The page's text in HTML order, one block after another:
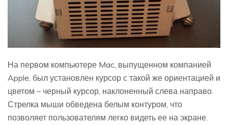
На первом компьютере Mac, выпущенном компанией
Apple, был установлен курсор с такой же ориентацией и
цветом – черный курсор, наклоненный слева направо.
Стрелка мыши обведена белым контуром, что
позволяет пользователям легко видеть ее на экране.